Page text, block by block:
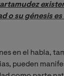
o su génesis es
en el habla,
pueden